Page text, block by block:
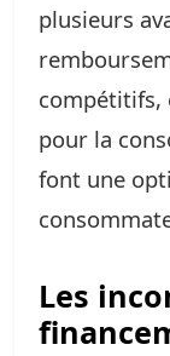
plusieurs
compétitifs,
pour la
font une
Les